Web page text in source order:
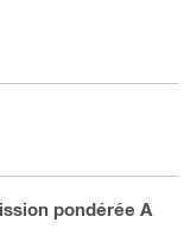
pondérée A